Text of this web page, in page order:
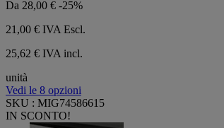
Da 28,00 € -25%
21,00 € IVA Escl.
25,62 € IVA incl.
unità
Vedi le 8 opzioni
SKU : MIG74586615
IN SCONTO!